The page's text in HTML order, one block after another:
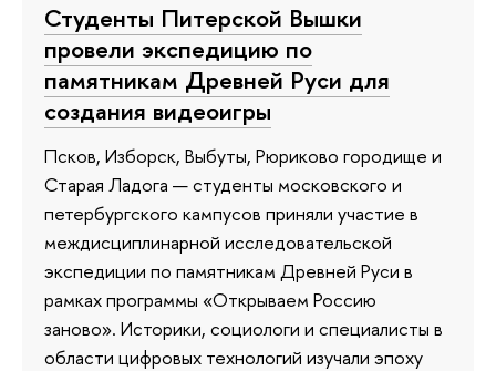
Студенты Питерской Вышки
провели экспедицию по
памятникам Древней Руси для
создания видеоигры
Псков, Изборск, Выбуты, Рюриково городище и
Старая Ладога — студенты московского и
петербургского кампусов приняли участие в
междисциплинарной исследовательской
экспедиции по памятникам Древней Руси в
рамках программы «Открываем Россию
заново». Историки, социологи и специалисты в
области цифровых технологий изучали эпоху